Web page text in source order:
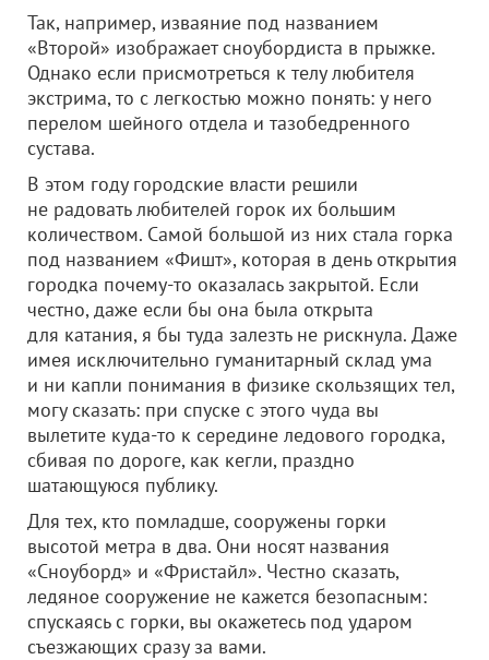
Так, например, изваяние под названием
«Второй» изображает сноубордиста в прыжке.
Однако если присмотреться к телу любителя
экстрима, то с легкостью можно понять: у него
перелом шейного отдела и тазобедренного
сустава.
В этом году городские власти решили
не радовать любителей горок их большим
количеством. Самой большой из них стала горка
под названием «Фишт», которая в день открытия
городка почему-то оказалась закрытой. Если
честно, даже если бы она была открыта
для катания, я бы туда залезть не рискнула. Даже
имея исключительно гуманитарный склад ума
и ни капли понимания в физике скользящих тел,
могу сказать: при спуске с этого чуда вы
вылетите куда-то к середине ледового городка,
сбивая по дороге, как кегли, праздно
шатающуюся публику.
Для тех, кто помладше, сооружены горки
высотой метра в два. Они носят названия
«Сноуборд» и «Фристайл». Честно сказать,
ледяное сооружение не кажется безопасным:
спускаясь с горки, вы окажетесь под ударом
съезжающих сразу за вами.